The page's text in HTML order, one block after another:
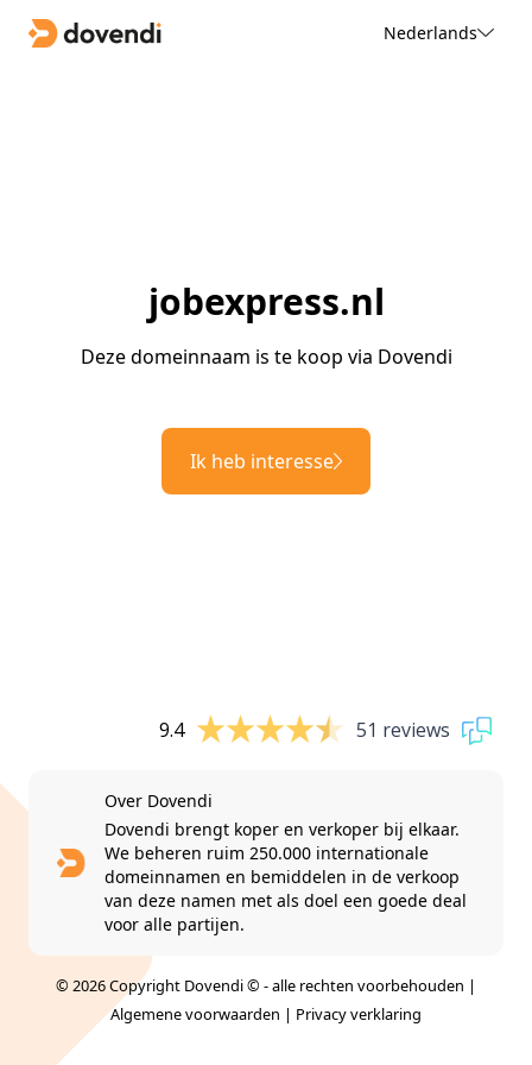
Nederlands
jobexpress.nl
Deze domeinnaam is te koop via Dovendi
Ik heb interesse
9.4 51 reviews
Over Dovendi
Dovendi brengt koper en verkoper bij elkaar.
We beheren ruim 250.000 internationale
domeinnamen en bemiddelen in de verkoop
van deze namen met als doel een goede deal
voor alle partijen.
© 2026 Copyright Dovendi © - alle rechten voorbehouden |
Algemene voorwaarden | Privacy verklaring